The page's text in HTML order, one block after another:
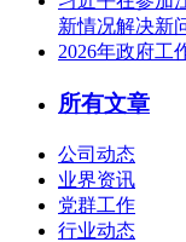
新情况解决新
2026年政府工
所有文章
公司动态
业界资讯
党群工作
行业动态